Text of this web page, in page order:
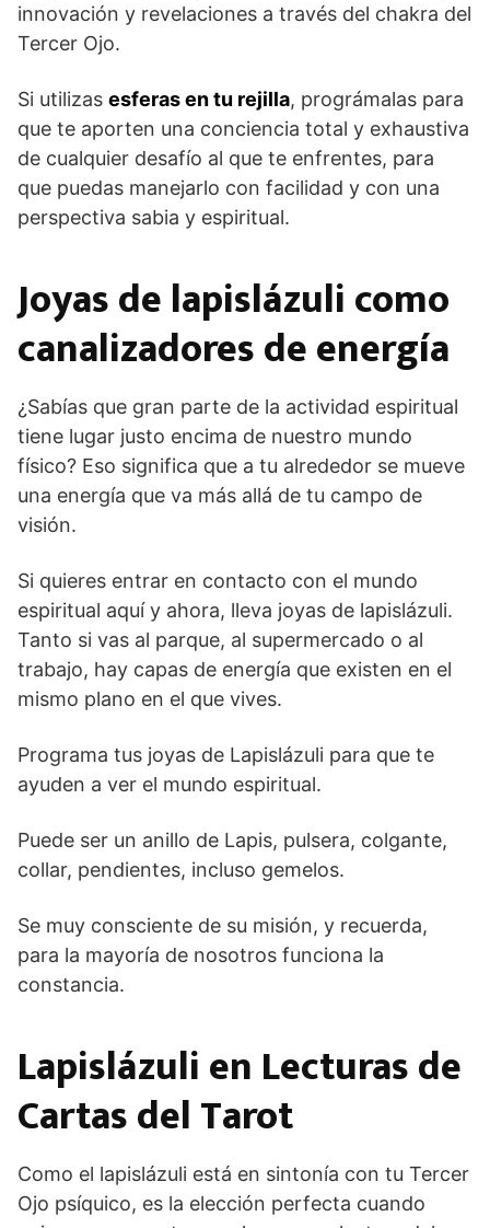
innovación y revelaciones a través del chakra del
Tercer Ojo.
Si utilizas esferas en tu rejilla, prográmalas para
que te aporten una conciencia total y exhaustiva
de cualquier desafío al que te enfrentes, para
que puedas manejarlo con facilidad y con una
perspectiva sabia y espiritual.
Joyas de lapislázuli como
canalizadores de energía
¿Sabías que gran parte de la actividad espiritual
tiene lugar justo encima de nuestro mundo
físico? Eso significa que a tu alrededor se mueve
una energía que va más allá de tu campo de
visión.
Si quieres entrar en contacto con el mundo
espiritual aquí y ahora, lleva joyas de lapislázuli.
Tanto si vas al parque, al supermercado o al
trabajo, hay capas de energía que existen en el
mismo plano en el que vives.
Programa tus joyas de Lapislázuli para que te
ayuden a ver el mundo espiritual.
Puede ser un anillo de Lapis, pulsera, colgante,
collar, pendientes, incluso gemelos.
Se muy consciente de su misión, y recuerda,
para la mayoría de nosotros funciona la
constancia.
Lapislázuli en Lecturas de
Cartas del Tarot
Como el lapislázuli está en sintonía con tu Tercer
Ojo psíquico, es la elección perfecta cuando